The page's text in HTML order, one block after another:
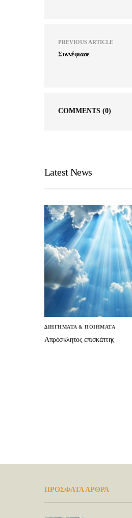
PREVIOUS ARTICLE
Συννέφιασε
COMMENTS (0)
Latest News
ΔΙΗΓΗΜΑΤΑ & ΠΟΙΗΜΑΤΑ
Απρόσκλητος επισκέπτης
ΠΡΟΣΦΑΤΑ ΑΡΘΡΑ